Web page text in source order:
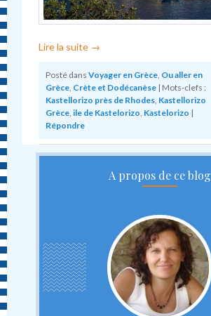
Lire la suite →
Posté dans Voyager en Grèce, Ou aller en
Grèce, Crète et Dodécanèse | Mots-clefs :
Kastellorizo près de Rhodes, Kastellorizo
Grèce,ile de Kastelorizo, Kastelorizo |
Répondre
A propos de ce blog